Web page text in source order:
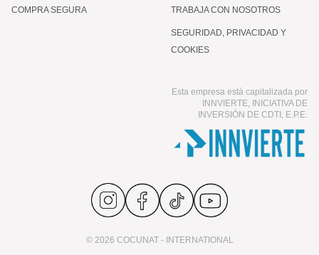
COMPRA SEGURA TRABAJA CON NOSOTROS
SEGURIDAD, PRIVACIDAD Y
COOKIES
Esta empresa está capitalizada por
INNVIERTE, INICIATIVA DE
INVERSIÓN DE CDTI, E.P.E.
© 2026 COCUNAT - INTERNATIONAL